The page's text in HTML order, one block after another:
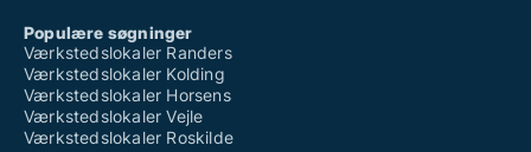
Populære søgninger
Værkstedslokaler Randers
Værkstedslokaler Kolding
Værkstedslokaler Horsens
Værkstedslokaler Vejle
Værkstedslokaler Roskilde